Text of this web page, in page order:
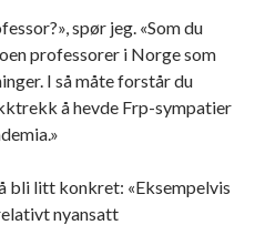
spør jeg. «Som du
professorer i Norge som
I så måte forstår du
å hevde Frp-sympatier
bli litt konkret: «Eksempelvis
nyansatt